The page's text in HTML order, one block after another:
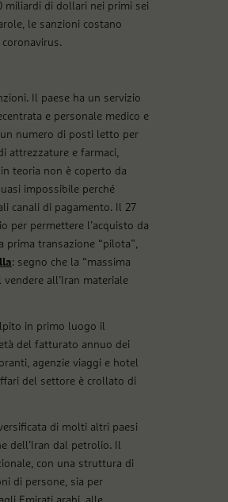
miliardi di dollari nei primi sei
le sanzioni costano
Il paese ha un servizio
e personale medico e
numero di posti letto per
attrezzature e farmaci,
teoria non è coperto da
impossibile perché
canali di pagamento. Il 27
per permettere l’acquisto da
prima transazione “pilota”,
: segno che la “massima
all’Iran materiale
in primo luogo il
del fatturato annuo dei
agenzie viaggi e hotel
del settore è crollato di
di molti altri paesi
dell’Iran dal petrolio. Il
con una struttura di
di persone, sia per